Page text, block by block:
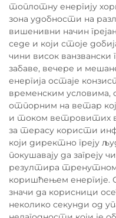
топлотну енергију
зона удобности на
вишенивни начин
седе и који стоје
чини висок ванзвански
забаве, вечере и
енергија остаје
временским
отпорним на ветар
и током ветровитих
за терасу користи
који директно греју
покушавају да
резултира
коришћењем енергије.
значи да корисници
неколико секунди од